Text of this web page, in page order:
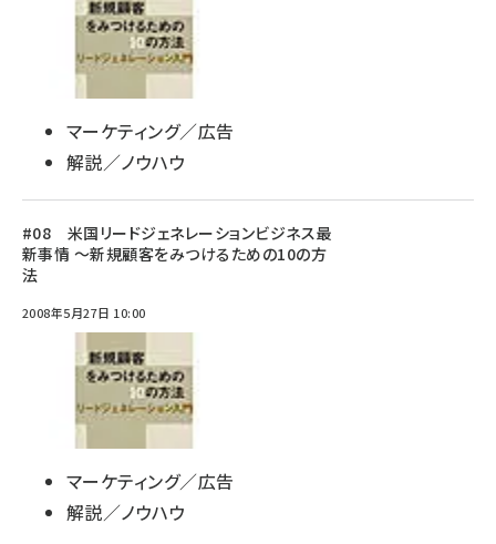
マーケティング／広告
解説／ノウハウ
#08 米国リードジェネレーションビジネス最
新事情 ～新規顧客をみつけるための10の方
法
2008年5月27日 10:00
マーケティング／広告
解説／ノウハウ